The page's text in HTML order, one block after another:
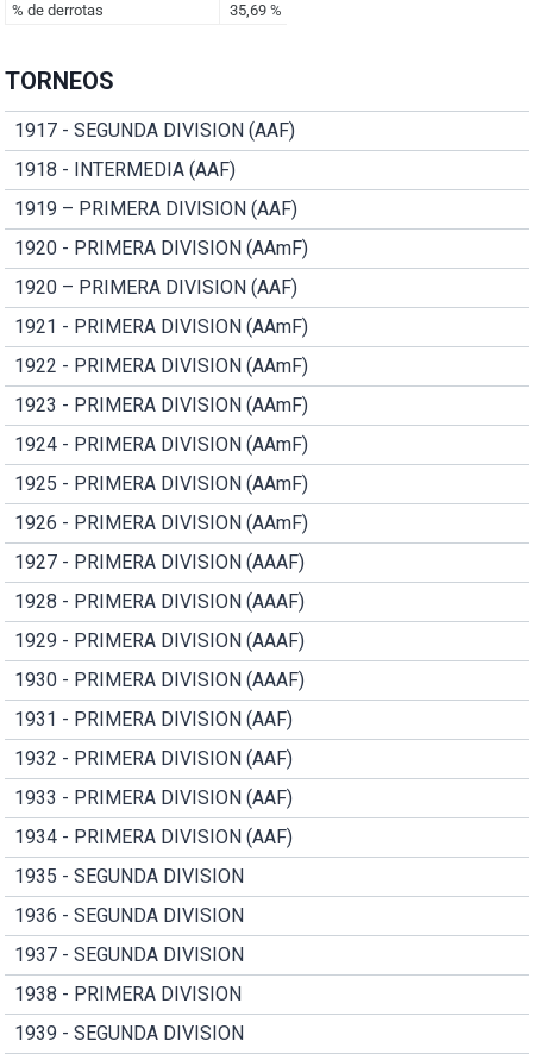
TORNEOS
1917 - SEGUNDA DIVISION (AAF)
1918 - INTERMEDIA (AAF)
1919 – PRIMERA DIVISION (AAF)
1920 - PRIMERA DIVISION (AAmF)
1920 – PRIMERA DIVISION (AAF)
1921 - PRIMERA DIVISION (AAmF)
1922 - PRIMERA DIVISION (AAmF)
1923 - PRIMERA DIVISION (AAmF)
1924 - PRIMERA DIVISION (AAmF)
1925 - PRIMERA DIVISION (AAmF)
1926 - PRIMERA DIVISION (AAmF)
1927 - PRIMERA DIVISION (AAAF)
1928 - PRIMERA DIVISION (AAAF)
1929 - PRIMERA DIVISION (AAAF)
1930 - PRIMERA DIVISION (AAAF)
1931 - PRIMERA DIVISION (AAF)
1932 - PRIMERA DIVISION (AAF)
1933 - PRIMERA DIVISION (AAF)
1934 - PRIMERA DIVISION (AAF)
1935 - SEGUNDA DIVISION
1936 - SEGUNDA DIVISION
1937 - SEGUNDA DIVISION
1938 - PRIMERA DIVISION
1939 - SEGUNDA DIVISION